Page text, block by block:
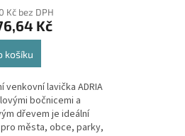
Kč bez DPH
Kč
košíku
venkovní lavička ADRIA
bočnicemi a
dřevem je ideální
města, obce, parky,